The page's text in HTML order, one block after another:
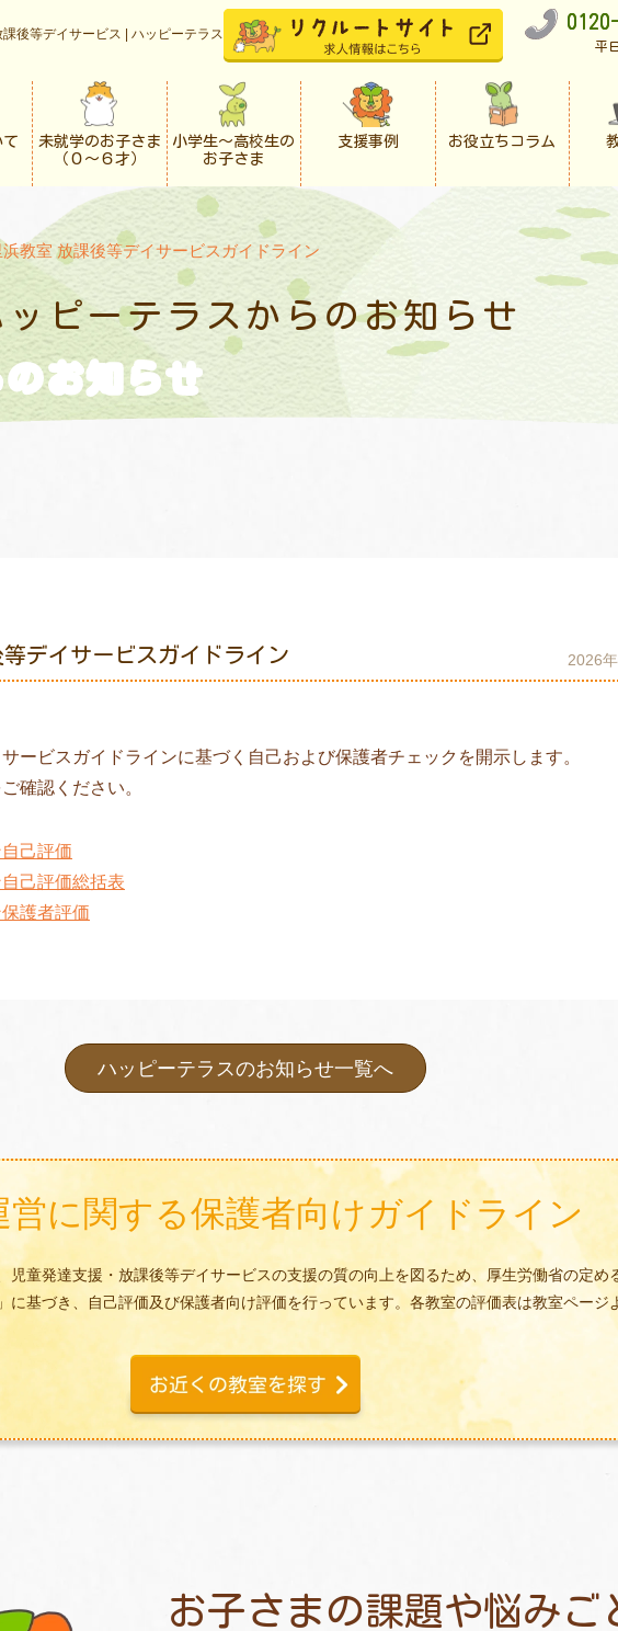
後等デイサービス | ハッピーテラス
平
て
未就学のお子さま
（０〜６才）
小学生〜高校生の
お子さま
支援事例 お役立ちコラム
教室 放課後等デイサービスガイドライン
ッピーテラスからのお知らせ
お知らせ
デイサービスガイドライン 2026
ービスガイドラインに基づく自己および保護者チェックを開示します。
確認ください。
己評価
己評価総括表
護者評価
ハッピーテラスのお知らせ一覧へ
営に関する保護者向けガイドライン
童発達支援・放課後等デイサービスの支援の質の向上を図るため、厚生労働省の定め
基づき、自己評価及び保護者向け評価を行っています。各教室の評価表は教室ページ
お子さまの課題や悩みご